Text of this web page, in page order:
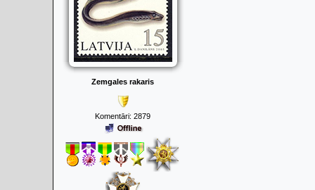
Zemgales rakaris
Komentāri: 2879